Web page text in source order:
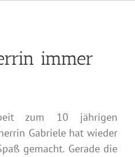
immer
zum 10 jährigen
Gabriele hat wieder
gemacht. Gerade die